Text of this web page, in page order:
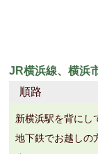
JR横浜線、横浜
順路
新横浜駅を背にし
地下鉄でお越しの